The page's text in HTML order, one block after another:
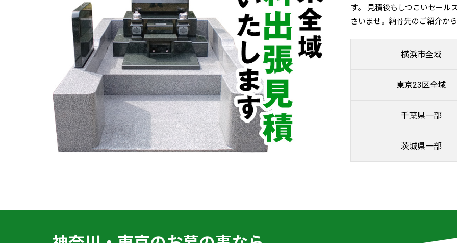
す。 見積後もしつこいセール
さいませ。納骨先のご紹介か
横浜市全域
東京23区全域
千葉県一部
茨城県一部